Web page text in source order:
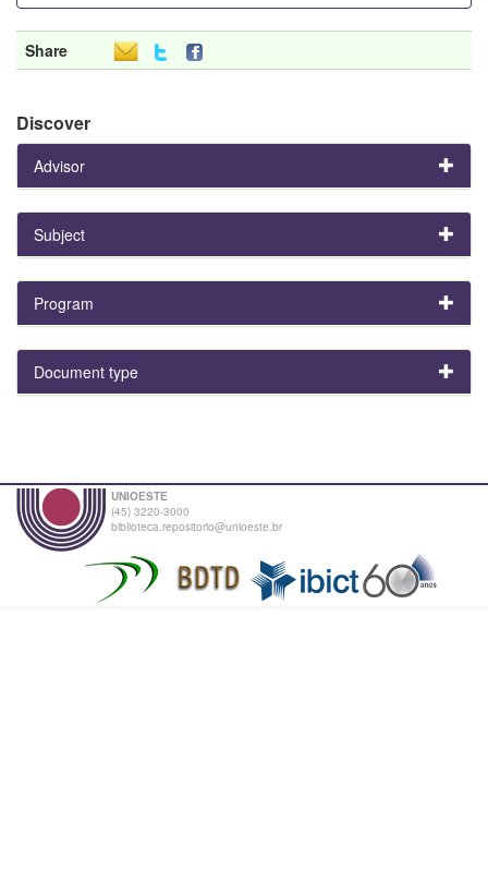
Share
Discover
Advisor
Subject
Program
Document type
UNIOESTE
(45) 3220-3000
biblioteca.repositorio@unioeste.br